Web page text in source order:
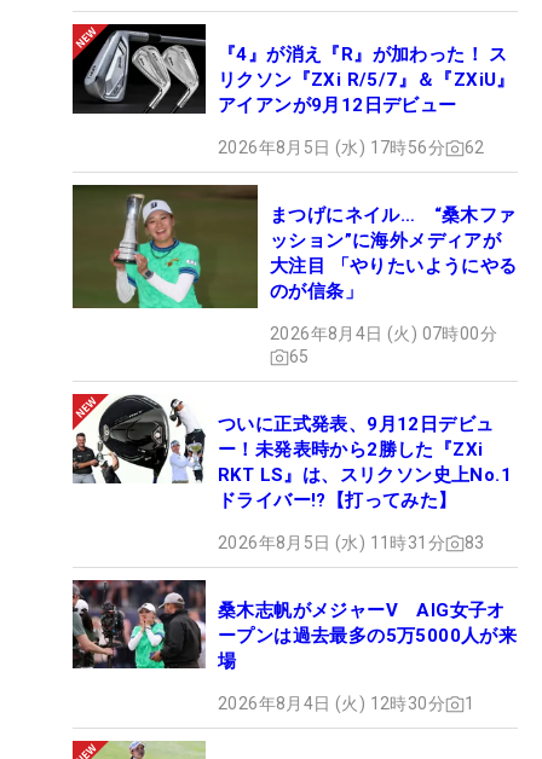
『4』が消え『R』が加わった！ ス
リクソン『ZXi R/5/7』＆『ZXiU』
アイアンが9月12日デビュー
2026年8月5日 (水) 17時56分 62
まつげにネイル… “桑木ファ
ッション”に海外メディアが
大注目 「やりたいようにやる
のが信条」
2026年8月4日 (火) 07時00分
65
ついに正式発表、9月12日デビュ
ー！未発表時から2勝した『ZXi
RKT LS』は、スリクソン史上No.1
ドライバー!?【打ってみた】
2026年8月5日 (水) 11時31分 83
桑木志帆がメジャーV AIG女子オ
ープンは過去最多の5万5000人が来
場
2026年8月4日 (火) 12時30分 1